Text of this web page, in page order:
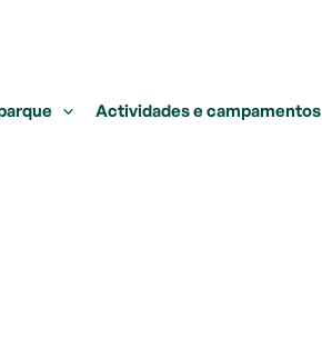
Actividades e campamentos